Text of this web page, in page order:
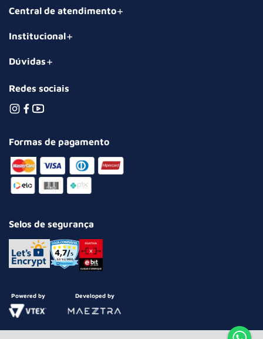
Central de atendimento
Institucional
Dúvidas
Redes sociais
Formas de pagamento
Selos de segurança
Powered by Developed by